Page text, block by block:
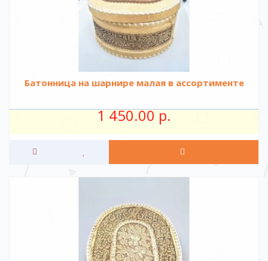
Батонница на шарнире малая в ассортименте
1 450.00 р.